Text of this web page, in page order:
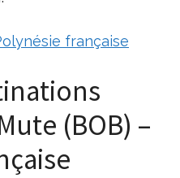
française
(BOB) –